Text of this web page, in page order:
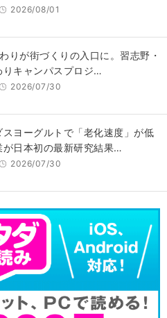
2026/08/01
りが街づくりの入口に。習志野・
りキャンパスプロジ…
2026/07/30
スヨーグルトで「老化速度」が低
日本初の最新研究結果…
2026/07/30